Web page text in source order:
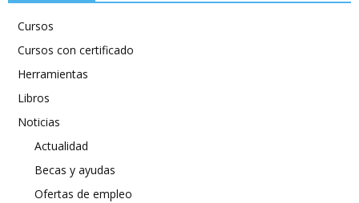
Cursos
Cursos con certificado
Herramientas
Libros
Noticias
Actualidad
Becas y ayudas
Ofertas de empleo